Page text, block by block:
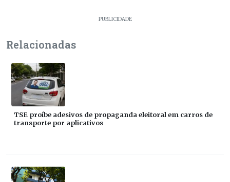
PUBLICIDADE
Relacionadas
TSE proíbe adesivos de propaganda eleitoral em carros de
transporte por aplicativos